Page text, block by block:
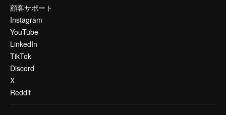
顧客サポート
Instagram
YouTube
LinkedIn
TikTok
Discord
X
Reddit